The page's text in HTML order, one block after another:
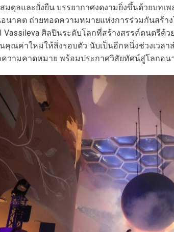
ดุลและยั่งยืน บรรยากาศงดงามยิ่งขึ้นด้วยบทเพล
อนาคต ถ่ายทอดความหมายแห่งการร่วมกันสร้า
Vassileva ศิลปินระดับโลกที่สร้างสรรค์ดนตรีด้
คุณค่าใหม่ให้สิ่งรอบตัว นับเป็นอีกหนึ่งช่วงเวล
วามคาดหมาย พร้อมประกาศวิสัยทัศน์สู่โลกอน